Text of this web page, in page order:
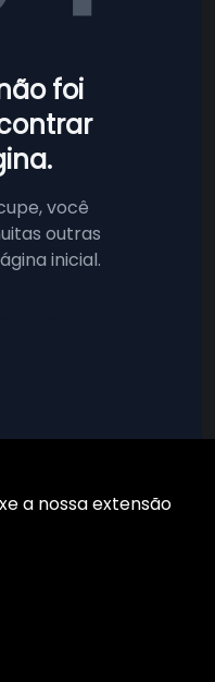
foi
você
outras
inicial.
a nossa extensão